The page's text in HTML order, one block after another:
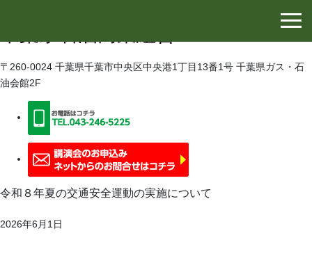
〒260-0024 千葉県千葉市中央区中央港1丁目13番1号 千葉県ガス・石
油会館2F
令和８年夏の交通安全運動の実施について
2026年6月1日